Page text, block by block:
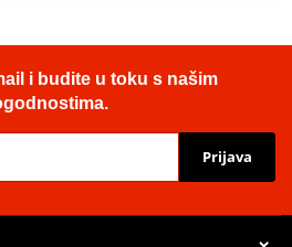
i budite u toku s našim
Prijava